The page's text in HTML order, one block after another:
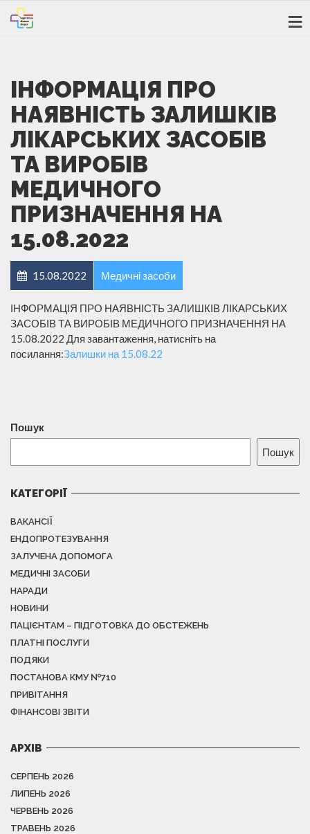
ІНФОРМАЦІЯ ПРО
НАЯВНІСТЬ ЗАЛИШКІВ
ЛІКАРСЬКИХ ЗАСОБІВ
ТА ВИРОБІВ
МЕДИЧНОГО
ПРИЗНАЧЕННЯ НА
15.08.2022
15.08.2022 Медичні засоби
ІНФОРМАЦІЯ ПРО НАЯВНІСТЬ ЗАЛИШКІВ ЛІКАРСЬКИХ
ЗАСОБІВ ТА ВИРОБІВ МЕДИЧНОГО ПРИЗНАЧЕННЯ НА
15.08.2022 Для завантаження, натисніть на
посилання:Залишки на 15.08.22
Пошук
Пошук
КАТЕГОРІЇ
ВАКАНСІЇ
ЕНДОПРОТЕЗУВАННЯ
ЗАЛУЧЕНА ДОПОМОГА
МЕДИЧНІ ЗАСОБИ
НАРАДИ
НОВИНИ
ПАЦІЄНТАМ – ПІДГОТОВКА ДО ОБСТЕЖЕНЬ
ПЛАТНІ ПОСЛУГИ
ПОДЯКИ
ПОСТАНОВА КМУ №710
ПРИВІТАННЯ
ФІНАНСОВІ ЗВІТИ
АРХІВ
СЕРПЕНЬ 2026
ЛИПЕНЬ 2026
ЧЕРВЕНЬ 2026
ТРАВЕНЬ 2026